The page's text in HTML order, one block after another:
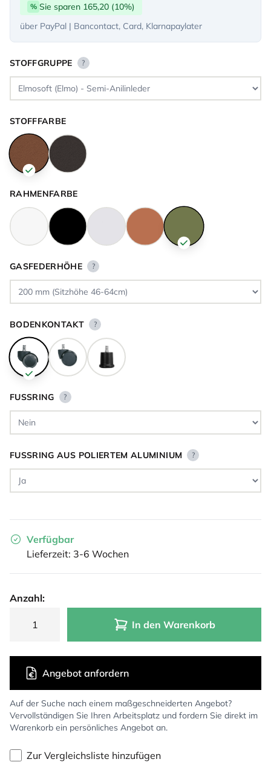
% Sie sparen 165,20 (10%)
über PayPal | Bancontact, Card, Klarnapaylater
STOFFGRUPPE ?
STOFFFARBE
RAHMENFARBE
GASFEDERHÖHE ?
BODENKONTAKT ?
FUSSRING ?
FUSSRING AUS POLIERTEM ALUMINIUM ?
Verfügbar
Lieferzeit: 3-6 Wochen
Anzahl:
In den Warenkorb
Auf der Suche nach einem maßgeschneiderten Angebot?
Vervollständigen Sie Ihren Arbeitsplatz und fordern Sie direkt im
Warenkorb ein persönliches Angebot an.
Angebot anfordern
Zur Vergleichsliste hinzufügen